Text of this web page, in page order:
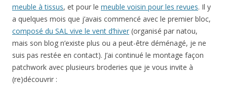
meuble à tissus, et pour le meuble voisin pour les revues. Il y
a quelques mois que j’avais commencé avec le premier bloc,
composé du SAL vive le vent d’hiver (organisé par natou,
mais son blog n’existe plus ou a peut-être déménagé, je ne
suis pas restée en contact). J’ai continué le montage façon
patchwork avec plusieurs broderies que je vous invite à
(re)découvrir :